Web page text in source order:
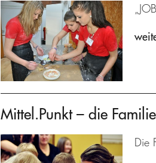
Mittel.Punkt – die
Die